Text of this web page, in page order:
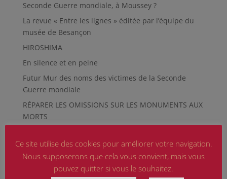
Seconde Guerre mondiale, à Moussey ?
La revue « Entre les lignes » éditée par l’équipe du
musée de Besançon
HIROSHIMA
En silence et en peine
Futur Mur des noms des victimes de la Seconde
Guerre mondiale
RÉPARER LES OMISSIONS SUR LES MONUMENTS AUX
MORTS
Quand la paix chemine
Commentaires récents
Ce site utilise des cookies pour améliorer votre navigation.
Nous supposerons que cela vous convient, mais vous
pouvez quitter si vous le souhaitez.